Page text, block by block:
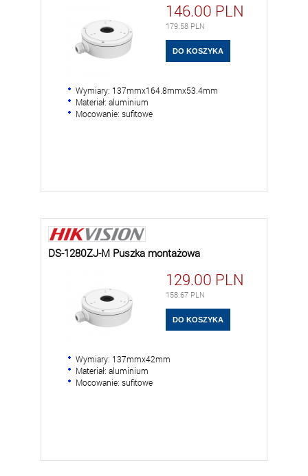
146.00 PLN
179.58 PLN
Wymiary: 137mmx164.8mmx53.4mm
Materiał: aluminium
Mocowanie: sufitowe
DS-1280ZJ-M Puszka montażowa
129.00 PLN
158.67 PLN
Wymiary: 137mmx42mm
Materiał: aluminium
Mocowanie: sufitowe